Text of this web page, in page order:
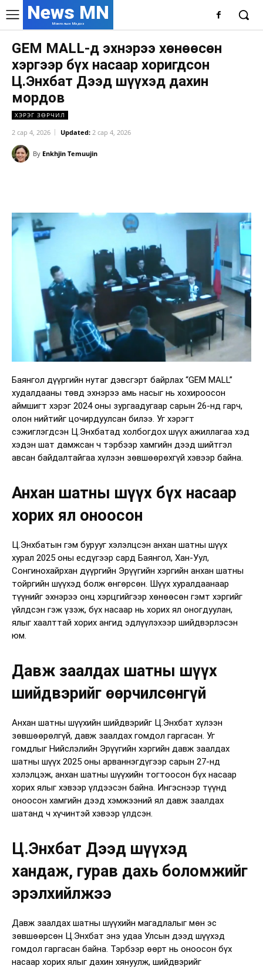
News MN
Монголын Мэдээ
GEM MALL-д эхнэрээ хөнөөсөн
хэргээр бүх насаар хоригдсон
Ц.Энхбат Дээд шүүхэд дахин
мордов
ХЭРЭГ ЗӨРЧИЛ
2 сар 4, 2026 Updated: 2 сар 4, 2026
By Enkhjin Temuujin
Баянгол дүүргийн нутаг дэвсгэрт байрлах “GEM MALL”
худалдааны төвд эхнэрээ амь насыг нь хохироосон
аймшигт хэрэг 2024 оны зургаадугаар сарын 26-нд гарч,
олон нийтийг цочирдуулсан билээ. Уг хэрэгт
сэжиглэгдсэн Ц.Энхбатад холбогдох шүүх ажиллагаа хэд
хэдэн шат дамжсан ч тэрбээр хамгийн дээд шийтгэл
авсан байдалтайгаа хүлээн зөвшөөрөхгүй хэвээр байна.
Анхан шатны шүүх бүх насаар
хорих ял оноосон
Ц.Энхбатын гэм бурууг хэлэлцсэн анхан шатны шүүх
хурал 2025 оны есдүгээр сард Баянгол, Хан-Уул,
Сонгинохайрхан дүүргийн Эрүүгийн хэргийн анхан шатны
тойргийн шүүхэд болж өнгөрсөн. Шүүх хуралдаанаар
түүнийг эхнэрээ онц хэрцгийгээр хөнөөсөн гэмт хэргийг
үйлдсэн гэж үзэж, бүх насаар нь хорих ял оногдуулан,
ялыг хаалттай хорих ангид эдлүүлэхээр шийдвэрлэсэн
юм.
Давж заалдах шатны шүүх
шийдвэрийг өөрчилсөнгүй
Анхан шатны шүүхийн шийдвэрийг Ц.Энхбат хүлээн
зөвшөөрөлгүй, давж заалдах гомдол гаргасан. Уг
гомдлыг Нийслэлийн Эрүүгийн хэргийн давж заалдах
шатны шүүх 2025 оны арваннэгдүгээр сарын 27-нд
хэлэлцэж, анхан шатны шүүхийн тогтоосон бүх насаар
хорих ялыг хэвээр үлдээсэн байна. Ингэснээр түүнд
оноосон хамгийн дээд хэмжээний ял давж заалдах
шатанд ч хүчинтэй хэвээр үлдсэн.
Ц.Энхбат Дээд шүүхэд
хандаж, гурав дахь боломжийг
эрэлхийлжээ
Давж заалдах шатны шүүхийн магадлалыг мөн эс
зөвшөөрсөн Ц.Энхбат энэ удаа Улсын дээд шүүхэд
гомдол гаргасан байна. Тэрбээр өөрт нь оноосон бүх
насаар хорих ялыг дахин хянуулж, шийдвэрийг